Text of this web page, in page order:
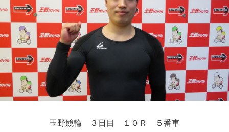
選手ランキング
競輪場ガイド
記者紹介
玉野競輪 ３日目 １０Ｒ ５番車